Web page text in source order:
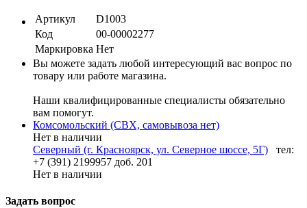
Артикул
D1003
Код
00-00002277
Маркировка Нет
Вы можете задать любой интересующий вас вопрос по
товару или работе магазина.
Наши квалифицированные специалисты обязательно
вам помогут.
Комсомольский (СВХ, самовывоза нет)
Нет в наличии
Северный (г. Красноярск, ул. Северное шоссе, 5Г)
тел:
+7 (391) 2199957 доб. 201
Нет в наличии
Задать вопрос